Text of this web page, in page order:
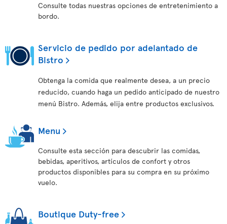
Consulte todas nuestras opciones de entretenimiento a
bordo.
Servicio de pedido por adelantado de
Bistro
Obtenga la comida que realmente desea, a un precio
reducido, cuando haga un pedido anticipado de nuestro
menú Bistro. Además, elija entre productos exclusivos.
Menu
Consulte esta sección para descubrir las comidas,
bebidas, aperitivos, artículos de confort y otros
productos disponibles para su compra en su próximo
vuelo.
Boutique Duty-free